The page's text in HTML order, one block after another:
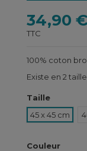
34,90 €
TTC
100% coton
Existe en 2
Taille
45 x 45 cm
Couleur